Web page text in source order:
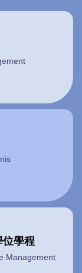
位學程
Management